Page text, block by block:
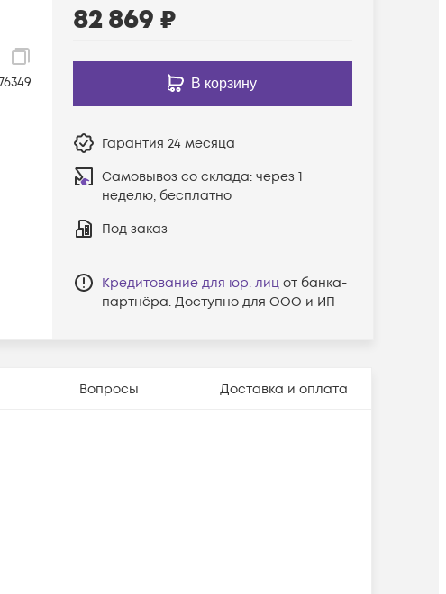
82 869 ₽
В корзину
Гарантия 24 месяца
Самовывоз со склада: через 1
неделю, бесплатно
Под заказ
Кредитование для юр. лиц от банка-
партнёра. Доступно для ООО и ИП
Вопросы Доставка и оплата